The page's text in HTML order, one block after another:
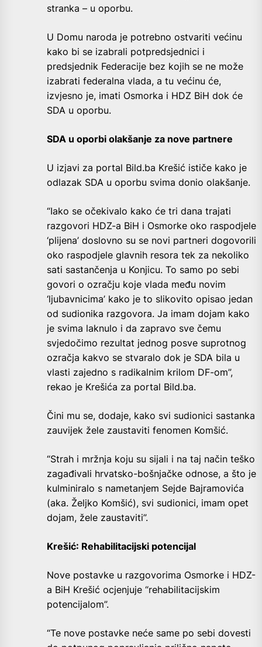
stranka – u oporbu.
U Domu naroda je potrebno ostvariti većinu
kako bi se izabrali potpredsjednici i
predsjednik Federacije bez kojih se ne može
izabrati federalna vlada, a tu većinu će,
izvjesno je, imati Osmorka i HDZ BiH dok će
SDA u oporbu.
SDA u oporbi olakšanje za nove partnere
U izjavi za portal Bild.ba Krešić ističe kako je
odlazak SDA u oporbu svima donio olakšanje.
“Iako se očekivalo kako će tri dana trajati
razgovori HDZ-a BiH i Osmorke oko raspodjele
‘plijena’ doslovno su se novi partneri dogovorili
oko raspodjele glavnih resora tek za nekoliko
sati sastančenja u Konjicu. To samo po sebi
govori o ozračju koje vlada među novim
‘ljubavnicima’ kako je to slikovito opisao jedan
od sudionika razgovora. Ja imam dojam kako
je svima laknulo i da zapravo sve čemu
svjedočimo rezultat jednog posve suprotnog
ozračja kakvo se stvaralo dok je SDA bila u
vlasti zajedno s radikalnim krilom DF-om”,
rekao je Krešića za portal Bild.ba.
Čini mu se, dodaje, kako svi sudionici sastanka
zauvijek žele zaustaviti fenomen Komšić.
“Strah i mržnja koju su sijali i na taj način teško
zagađivali hrvatsko-bošnjačke odnose, a što je
kulminiralo s nametanjem Sejde Bajramovića
(aka. Željko Komšić), svi sudionici, imam opet
dojam, žele zaustaviti”.
Krešić: Rehabilitacijski potencijal
Nove postavke u razgovorima Osmorke i HDZ-
a BiH Krešić ocjenjuje “rehabilitacijskim
potencijalom”.
“Te nove postavke neće same po sebi dovesti